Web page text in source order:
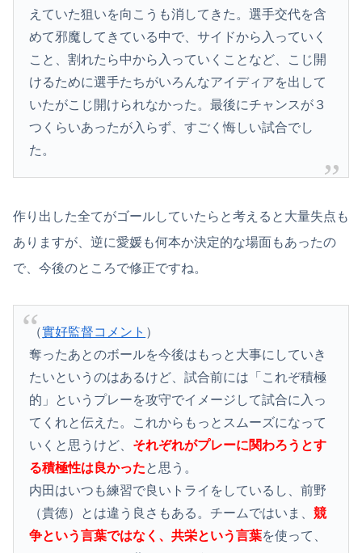
えていた狙いを向こうも消してきた。選手交代を含
めて邪魔してきている中で、サイドから入っていく
こと、割れたら中から入っていくことなど、こじ開
けるために選手たちがいろんなアイディアを出して
いたがこじ開けられなかった。最後にチャンスが３
つくらいあったが入らず、すごく悔しい試合でし
た。
作り出した全てがゴールしていたらと考えると大量失点も
ありますが、逆に愛媛も何本か決定的な場面もあったの
で、今後のところで修正ですね。
（實好監督コメント ）
奪ったあとのボールを今後はもっと大事にしていき
たいというのはあるけど、試合前には「これぞ積極
的」というプレーを攻守でイメージして試合に入っ
てくれと伝えた。これからもっとスムーズになって
いくと思うけど、 それぞれがプレーに関わろうとす
る積極性は良かったと思う。
内田はいつも練習で良いトライをしているし、前野
（貴徳）とは違う良さもある。チームではいま、競
争という言葉ではなく、共栄という言葉を使って、